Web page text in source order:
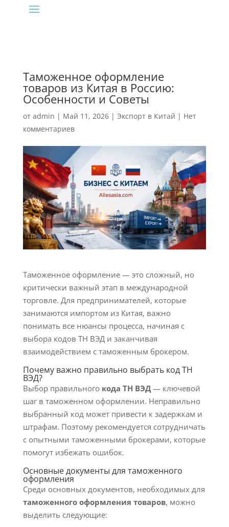
Таможенное оформление
товаров из Китая в Россию:
Особенности и Советы
от admin | Май 11, 2026| Экспорт в Китай | Нет
комментариев
Таможенное оформление — это сложный, но
критически важный этап в международной
торговле. Для предпринимателей, которые
занимаются импортом из Китая, важно
понимать все нюансы процесса, начиная с
выбора кодов ТН ВЭД и заканчивая
взаимодействием с таможенным брокером.
Почему важно правильно выбрать код ТН
ВЭД?
Выбор правильного кода ТН ВЭД— ключевой
шаг в таможенном оформлении. Неправильно
выбранный код может привести к задержкам и
штрафам. Поэтому рекомендуется сотрудничать
с опытными таможенными брокерами, которые
помогут избежать ошибок.
Основные документы для таможенного
оформления
Среди основных документов, необходимых для
таможенного оформления товаров, можно
выделить следующие: